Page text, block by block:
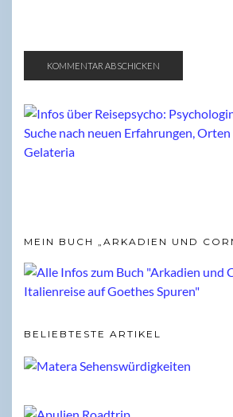
MEIN BUCH „ARKADIEN UND
BELIEBTESTE ARTIKEL